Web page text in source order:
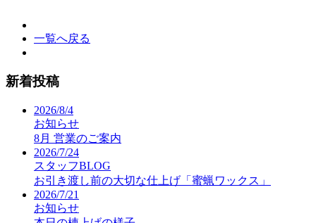
一覧へ戻る
新着投稿
2026/8/4
お知らせ
8月 営業のご案内
2026/7/24
スタッフBLOG
お引き渡し前の大切な仕上げ「蜜蝋ワックス」
2026/7/21
お知らせ